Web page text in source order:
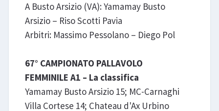
A Busto Arsizio (VA): Yamamay Busto
Arsizio – Riso Scotti Pavia
Arbitri: Massimo Pessolano – Diego Pol
67° CAMPIONATO PALLAVOLO
FEMMINILE A1 – La classifica
Yamamay Busto Arsizio 15; MC-Carnaghi
Villa Cortese 14; Chateau d'Ax Urbino